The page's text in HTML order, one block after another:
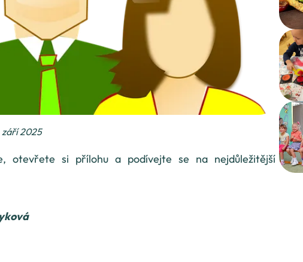
září 2025
otevřete si přílohu a podívejte se na nejdůležitější